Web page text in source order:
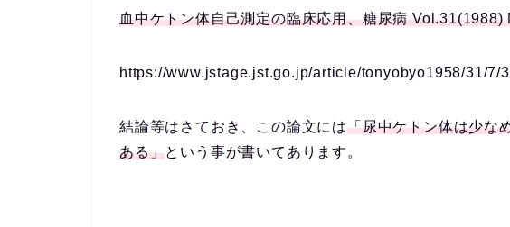
血中ケトン体自己測定の臨床応用、糖尿病
https://www.jstage.jst.go.jp/article/tonyobyo1958/31/7/
結論等はさておき、この論文には「尿中ケトン体は少な
ある」という事が書いてあります。